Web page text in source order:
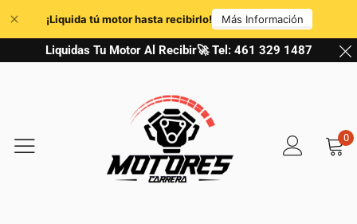
Liquidas Tu Motor Al Recibir🚀 Tel: 461 329 1487
0